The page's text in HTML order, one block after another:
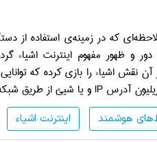
که در زمینه‌ی استفاده
دور و ظهور مفهوم اینترنت اشیاء
نقش اشیاء را بازی کرده که
آدرس IPو یا شیئ از طریق
اینترنت اشیاء هوشمند